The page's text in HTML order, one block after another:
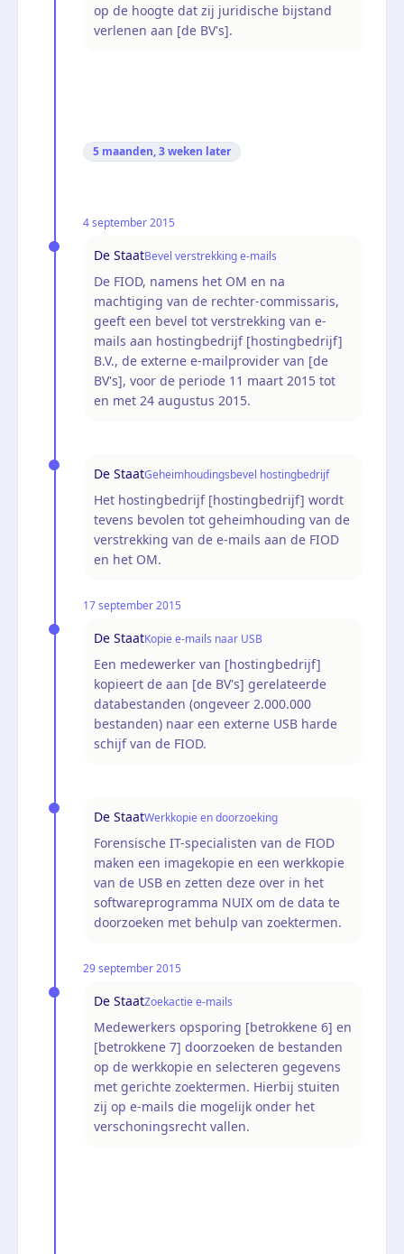
op de hoogte dat zij juridische bijstand
verlenen aan [de BV's].
5 maanden, 3 weken later
4 september 2015
De StaatBevel verstrekking e-mails
De FIOD, namens het OM en na
machtiging van de rechter-commissaris,
geeft een bevel tot verstrekking van e-
mails aan hostingbedrijf [hostingbedrijf]
B.V., de externe e-mailprovider van [de
BV's], voor de periode 11 maart 2015 tot
en met 24 augustus 2015.
De StaatGeheimhoudingsbevel hostingbedrijf
Het hostingbedrijf [hostingbedrijf] wordt
tevens bevolen tot geheimhouding van de
verstrekking van de e-mails aan de FIOD
en het OM.
17 september 2015
De StaatKopie e-mails naar USB
Een medewerker van [hostingbedrijf]
kopieert de aan [de BV's] gerelateerde
databestanden (ongeveer 2.000.000
bestanden) naar een externe USB harde
schijf van de FIOD.
De StaatWerkkopie en doorzoeking
Forensische IT-specialisten van de FIOD
maken een imagekopie en een werkkopie
van de USB en zetten deze over in het
softwareprogramma NUIX om de data te
doorzoeken met behulp van zoektermen.
29 september 2015
De StaatZoekactie e-mails
Medewerkers opsporing [betrokkene 6] en
[betrokkene 7] doorzoeken de bestanden
op de werkkopie en selecteren gegevens
met gerichte zoektermen. Hierbij stuiten
zij op e-mails die mogelijk onder het
verschoningsrecht vallen.